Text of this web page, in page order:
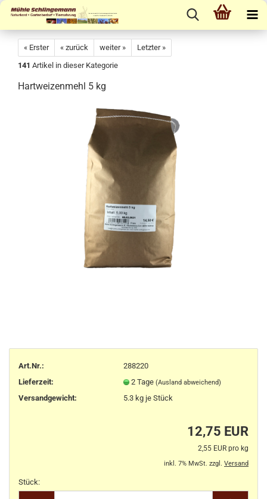
« Erster « zurück weiter »
Letzter »
141 Artikel in dieser Kategorie
Hartweizenmehl 5 kg
Art.Nr.:
288220
Lieferzeit:
2 Tage (Ausland abweichend)
Versandgewicht: 5.3kg je Stück
12,75 EUR
2,55 EUR pro kg
inkl. 7% MwSt. zzgl. Versand
Stück: